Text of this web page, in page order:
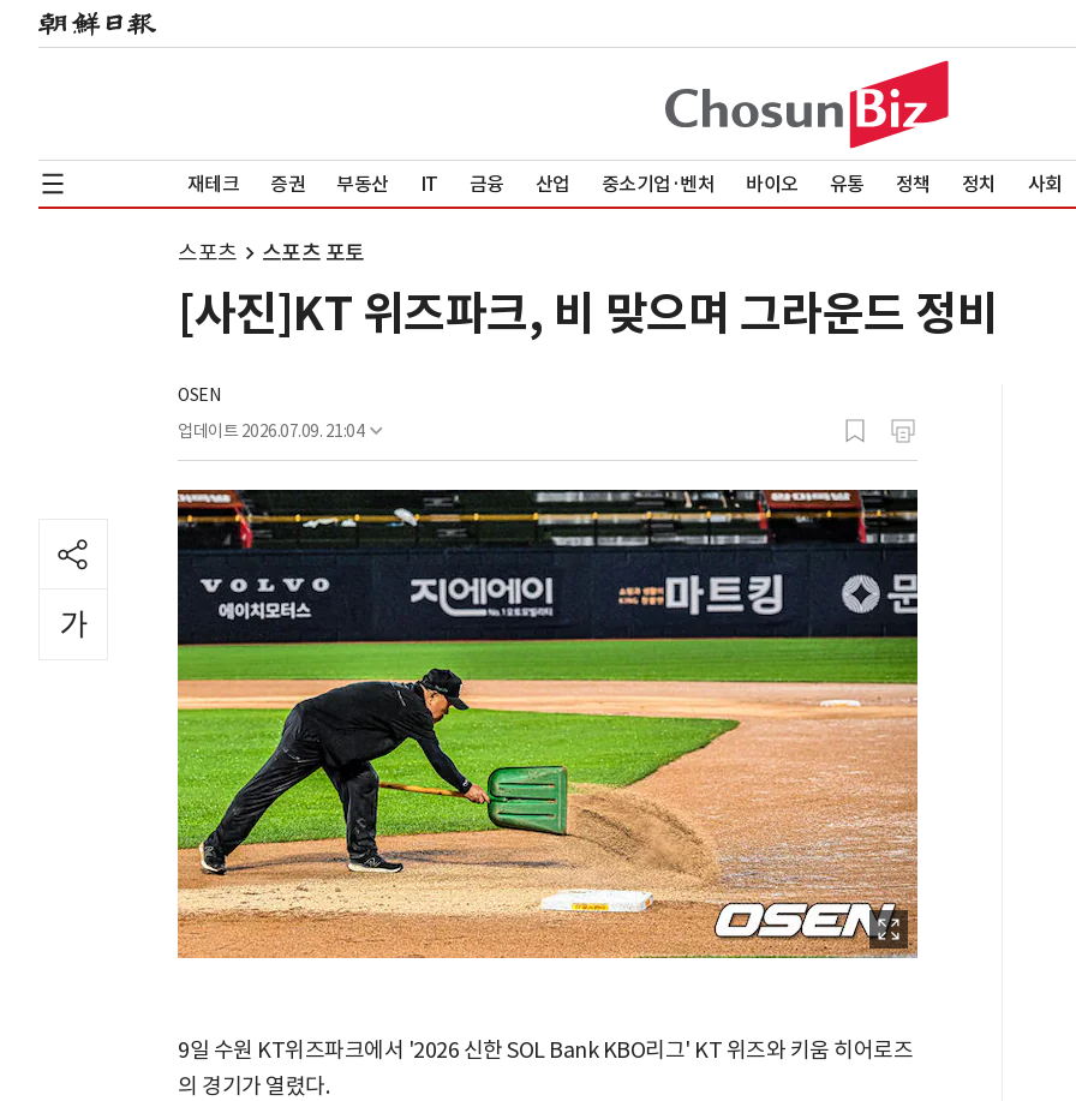
재테크 증권 부동산 IT 금융 산업 중소기업·벤처 바이오 유통 정책 정치 사회
스포츠 스포츠 포토
[사진]KT 위즈파크, 비 맞으며 그라운드 정비
OSEN
업데이트 2026.07.09. 21:04
9일 수원 KT위즈파크에서 '2026 신한 SOL Bank KBO리그' KT 위즈와 키움 히어로즈
의 경기가 열렸다.